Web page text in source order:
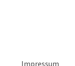
Impressum